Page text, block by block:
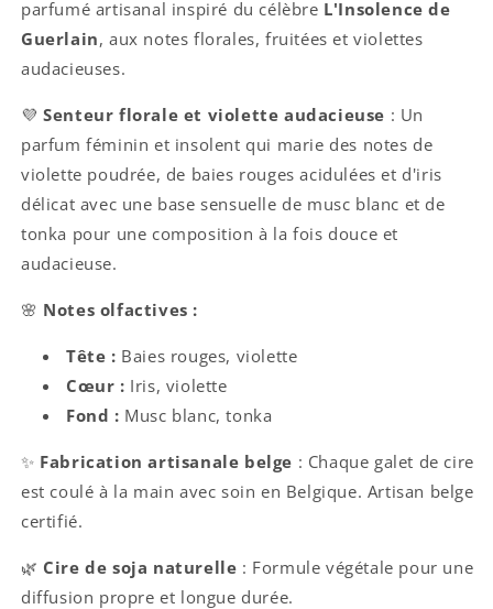
parfumé artisanal inspiré du célèbre L'Insolence de
Guerlain, aux notes florales, fruitées et violettes
audacieuses.
💜Senteur florale et violette audacieuse : Un
parfum féminin et insolent qui marie des notes de
violette poudrée, de baies rouges acidulées et d'iris
délicat avec une base sensuelle de musc blanc et de
tonka pour une composition à la fois douce et
audacieuse.
🌸 Notes olfactives :
Tête : Baies rouges, violette
Cœur : Iris, violette
Fond : Musc blanc, tonka
✨ Fabrication artisanale belge : Chaque galet de cire
est coulé à la main avec soin en Belgique. Artisan belge
certifié.
🌿 Cire de soja naturelle : Formule végétale pour une
diffusion propre et longue durée.